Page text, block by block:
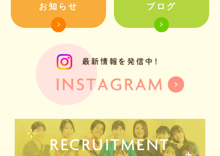
お知らせ ブログ
RECRUITMENT